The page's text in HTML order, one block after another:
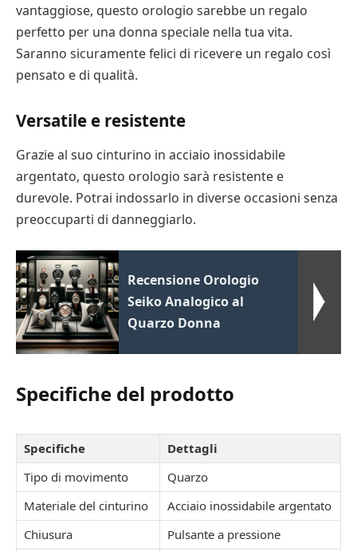
vantaggiose, questo orologio sarebbe un regalo
perfetto per una donna speciale nella tua vita.
Saranno sicuramente felici di ricevere un regalo così
pensato e di qualità.
Versatile e resistente
Grazie al suo cinturino in acciaio inossidabile
argentato, questo orologio sarà resistente e
durevole. Potrai indossarlo in diverse occasioni senza
preoccuparti di danneggiarlo.
Recensione Orologio
Seiko Analogico al
Quarzo Donna
Specifiche del prodotto
Specifiche
Dettagli
Tipo di movimento
Quarzo
Materiale del cinturino
Acciaio inossidabile argentato
Chiusura
Pulsante a pressione